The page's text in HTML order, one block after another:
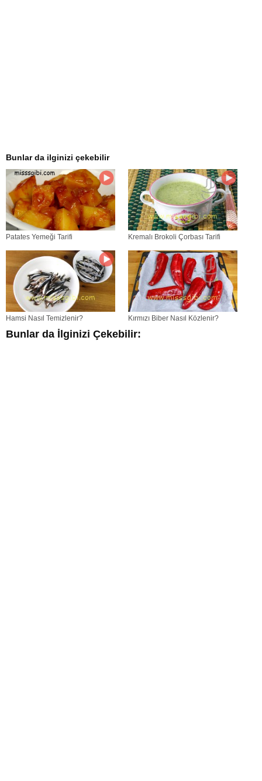
Bunlar da ilginizi çekebilir
Patates Yemeği Tarifi Kremalı Brokoli Çorbası Tarifi
Hamsi Nasıl Temizlenir? Kırmızı Biber Nasıl Közlenir?
Bunlar da İlginizi Çekebilir: